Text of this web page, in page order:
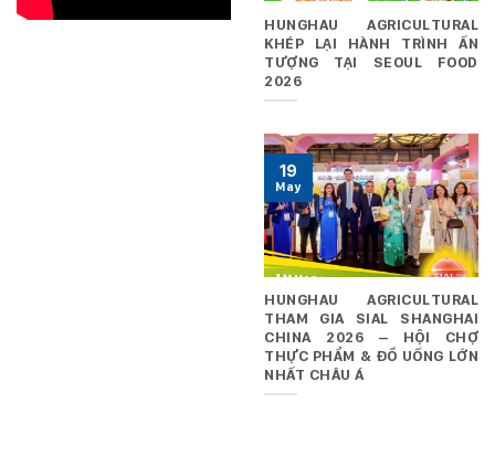
HUNGHAU AGRICULTURAL
KHÉP LẠI HÀNH TRÌNH ẤN
TƯỢNG TẠI SEOUL FOOD
2026
HUNGHAU AGRICULTURAL
THAM GIA SIAL SHANGHAI
CHINA 2026 – HỘI CHỢ
THỰC PHẨM & ĐỒ UỐNG LỚN
NHẤT CHÂU Á
19
May